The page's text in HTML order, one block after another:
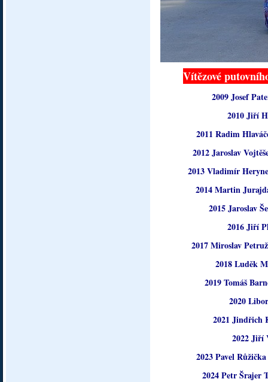
Vítězové
2009 Josef
2010 Jiří
2011 Radim
2012 Jaroslav
2013 Vladimír
2014 Martin
2015 Jaroslav
2016 Jiří
2017 Miroslav
2018 Luděk
2019 Tomáš
2020
2021 Jindřich
2022 Jiří
2023 Pavel Růžička
2024 Petr Šrajer